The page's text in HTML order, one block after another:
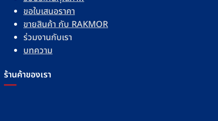
ขอใบเสนอราคา
ขายสินค้า กับ RAKMOR
ร่วมงานกับเรา
บทความ
ร้านค้าของเรา